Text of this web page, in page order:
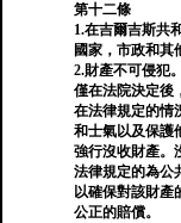
第十二條
1.在吉爾吉斯共
國家，市政和其
2.財產不可侵犯
僅在法院決定後
在法律規定的情
和士氣以及保護
強行沒收財產。
法律規定的為公
以確保對該財產
公正的賠償。